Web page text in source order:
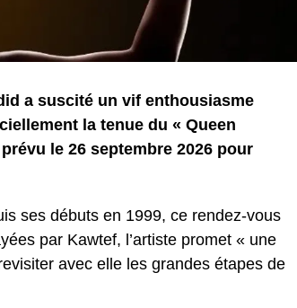
a suscité un vif enthousiasme
la tenue du « Queen
le 26 septembre 2026 pour
ses débuts en 1999, ce rendez-vous
par Kawtef, l’artiste promet « une
avec elle les grandes étapes de